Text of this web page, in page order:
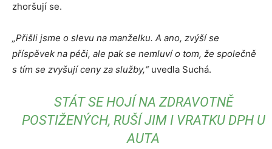
zhoršují se.
„Přišli jsme o slevu na manželku. A ano, zvýší se
příspěvek na péči, ale pak se nemluví o tom, že společně
s tím se zvyšují ceny za služby,“ uvedla Suchá.
STÁT SE HOJÍ NA ZDRAVOTNĚ
POSTIŽENÝCH, RUŠÍ JIM I VRATKU DPH U
AUTA